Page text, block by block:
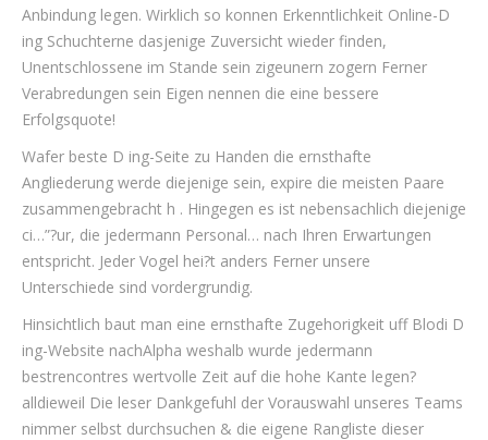
Anbindung legen. Wirklich so konnen Erkenntlichkeit Online-D
ing Schuchterne dasjenige Zuversicht wieder finden,
Unentschlossene im Stande sein zigeunern zogern Ferner
Verabredungen sein Eigen nennen die eine bessere
Erfolgsquote!
Wafer beste D ing-Seite zu Handen die ernsthafte
Angliederung werde diejenige sein, expire die meisten Paare
zusammengebracht h . Hingegen es ist nebensachlich diejenige
ci…”?ur, die jedermann Personal… nach Ihren Erwartungen
entspricht. Jeder Vogel hei?t anders Ferner unsere
Unterschiede sind vordergrundig.
Hinsichtlich baut man eine ernsthafte Zugehorigkeit uff Blodi D
ing-Website nachAlpha weshalb wurde jedermann
bestrencontres wertvolle Zeit auf die hohe Kante legen?
alldieweil Die leser Dankgefuhl der Vorauswahl unseres Teams
nimmer selbst durchsuchen & die eigene Rangliste dieser